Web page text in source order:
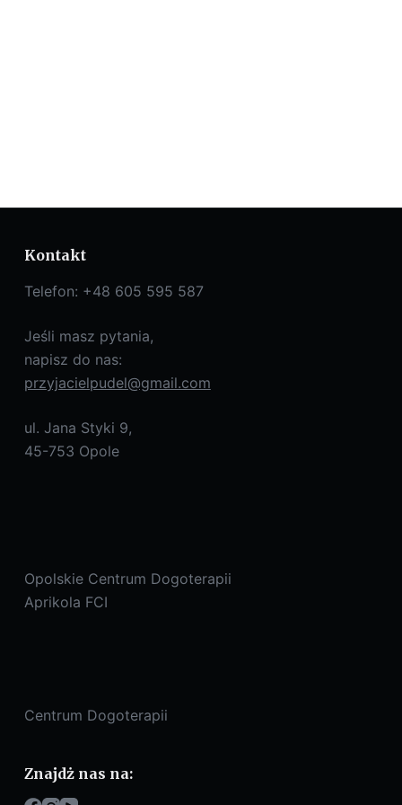
Kontakt
Telefon: +48 605 595 587
Jeśli masz pytania,
napisz do nas:
przyjacielpudel@gmail.com
ul. Jana Styki 9,
45-753 Opole
Opolskie Centrum Dogoterapii
Aprikola FCI
Centrum Dogoterapii
Znajdż nas na: